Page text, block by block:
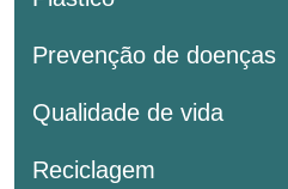
Prevenção de doenças
Qualidade de vida
Reciclagem